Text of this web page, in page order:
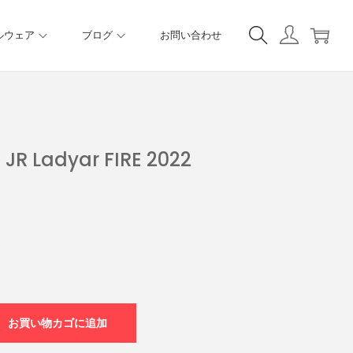
ウェア ブログ お問い合わせ
Ladyar FIRE 2022
お買い物カゴに追加